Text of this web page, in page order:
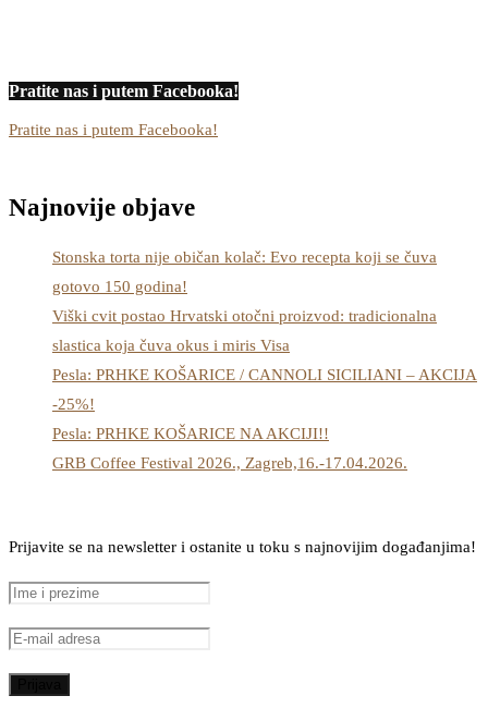
Pratite nas i putem Facebooka!
Pratite nas i putem Facebooka!
Najnovije objave
Stonska torta nije običan kolač: Evo recepta koji se čuva
gotovo 150 godina!
Viški cvit postao Hrvatski otočni proizvod: tradicionalna
slastica koja čuva okus i miris Visa
Pesla: PRHKE KOŠARICE / CANNOLI SICILIANI – AKCIJA
-25%!
Pesla: PRHKE KOŠARICE NA AKCIJI!!
GRB Coffee Festival 2026., Zagreb,16.-17.04.2026.
Prijavite se na newsletter i ostanite u toku s najnovijim događanjima!